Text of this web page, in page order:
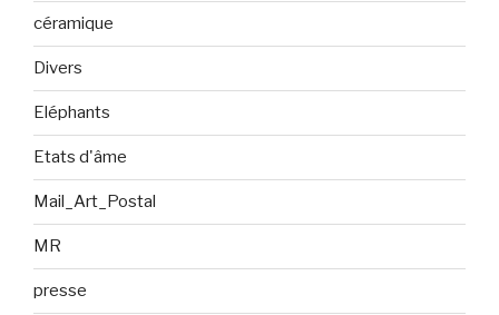
céramique
Divers
Eléphants
Etats d'âme
Mail_Art_Postal
MR
presse